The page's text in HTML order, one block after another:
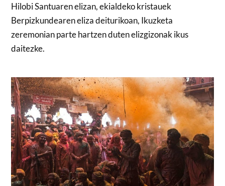
Hilobi Santuaren elizan, ekialdeko kristauek
Berpizkundearen eliza deiturikoan, Ikuzketa
zeremonian parte hartzen duten elizgizonak ikus
daitezke.